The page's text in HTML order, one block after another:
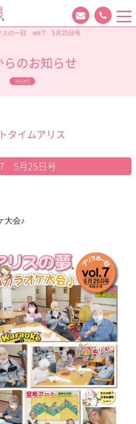
スの一日 vol.7 5月25日号
らのお知らせ
NEWS
タイムアリス
5月25日号
大会♪